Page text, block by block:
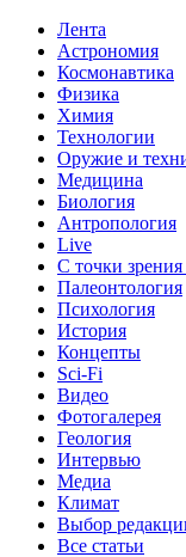
Лента
Астрономия
Космонавтика
Физика
Химия
Технологии
Оружие и
Медицина
Биология
Антропология
Live
С точки зрения
Палеонтология
Психология
История
Концепты
Sci-Fi
Видео
Фотогалерея
Геология
Интервью
Медиа
Климат
Выбор
Все статьи